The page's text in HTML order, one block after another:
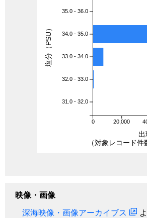
0 20,000
35.0 - 36.0
34.0 - 35.0
33.0 - 34.0
32.0 - 33.0
31.0 - 32.0
出
（対象レコード件
塩分（PSU）
映像・画像
深海映像・画像アーカイブス